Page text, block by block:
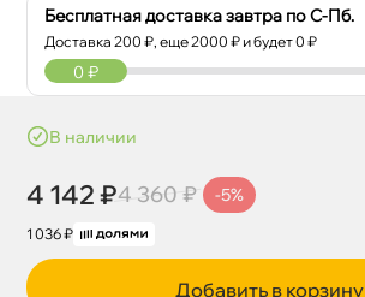
Бесплатная доставка завтра по С-Пб.
Доставка200 ₽, еще2000 ₽ и будет 0 ₽
0 ₽
наличии
4 142 ₽4 360 ₽ -5%
1 036 ₽
Добавить в корзину